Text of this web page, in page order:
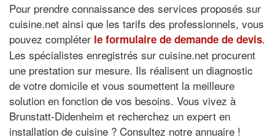
Pour prendre connaissance des services proposés sur
cuisine.net ainsi que les tarifs des professionnels, vous
pouvez compléter le formulaire de demande de devis.
Les spécialistes enregistrés sur cuisine.net procurent
une prestation sur mesure. Ils réalisent un diagnostic
de votre domicile et vous soumettent la meilleure
solution en fonction de vos besoins. Vous vivez à
Brunstatt-Didenheim et recherchez un expert en
installation de cuisine ? Consultez notre annuaire !